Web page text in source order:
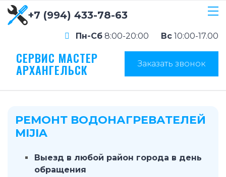
+7 (994) 433-78-63
Пн-Сб 8:00-20:00 Вс 10:00-17.00
СЕРВИС МАСТЕР
АРХАНГЕЛЬСК Заказать звонок
РЕМОНТ ВОДОНАГРЕВАТЕЛЕЙ
MIJIA
Выезд в любой район города в день
обращения